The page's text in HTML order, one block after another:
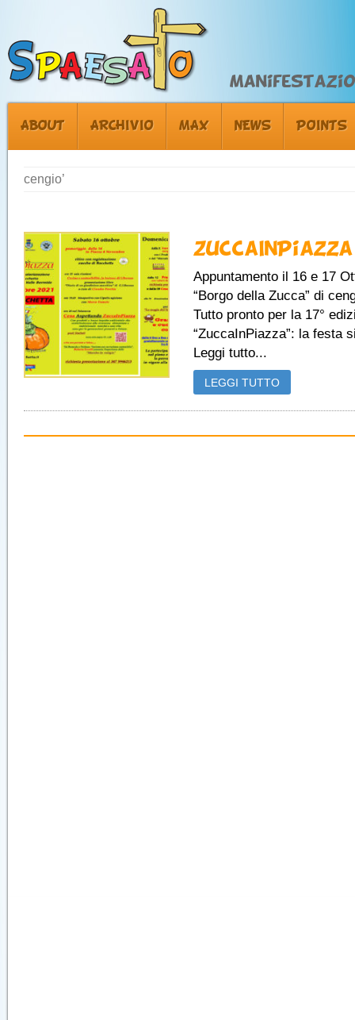
ABOUT ARCHIVIO MAX NEWS POINTS
cengio’
ZuccaInPiazza
Appuntamento il 16 e 17
“Borgo della Zucca” di
Tutto pronto per la 17°
“ZuccaInPiazza”: la festa
Leggi tutto...
LEGGI TUTTO